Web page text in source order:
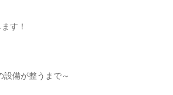
す！
設備が整うまで～